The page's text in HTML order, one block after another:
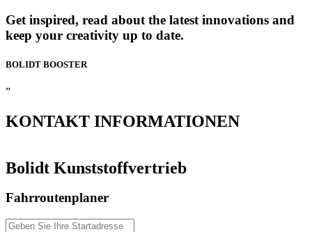
Get inspired, read about the latest innovations and
keep your creativity up to date.
BOLIDT BOOSTER
”
KONTAKT INFORMATIONEN
Bolidt Kunststoffvertrieb
Fahrroutenplaner